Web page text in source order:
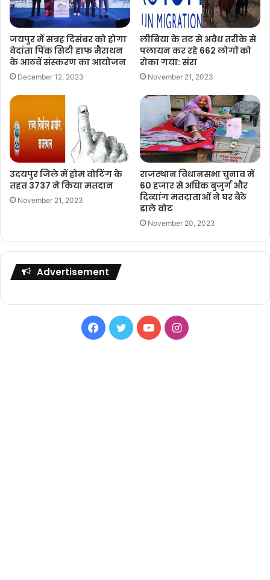
जयपुर में सत्रह दिसंबर को होगा
वेदांता पिंक सिटी हाफ मैराथन
के आठवें संस्करण का आयोजन
December 12, 2023
लीबिया के तट से अवैध तरीके से
पलायन कर रहे 662 लोगों को
रोका गया: संरा
November 21, 2023
उदयपुर जिले में होम वोटिंग के
तहत 3737 ने किया मतदान
November 21, 2023
राजस्थान विधानसभा चुनाव में
60 हजार से अधिक बुजुर्ग और
दिव्यांग मतदाताओं ने घर बैठे
डाले वोट
November 20, 2023
Advertisement
Facebook
TwitterYouTubeInstagram